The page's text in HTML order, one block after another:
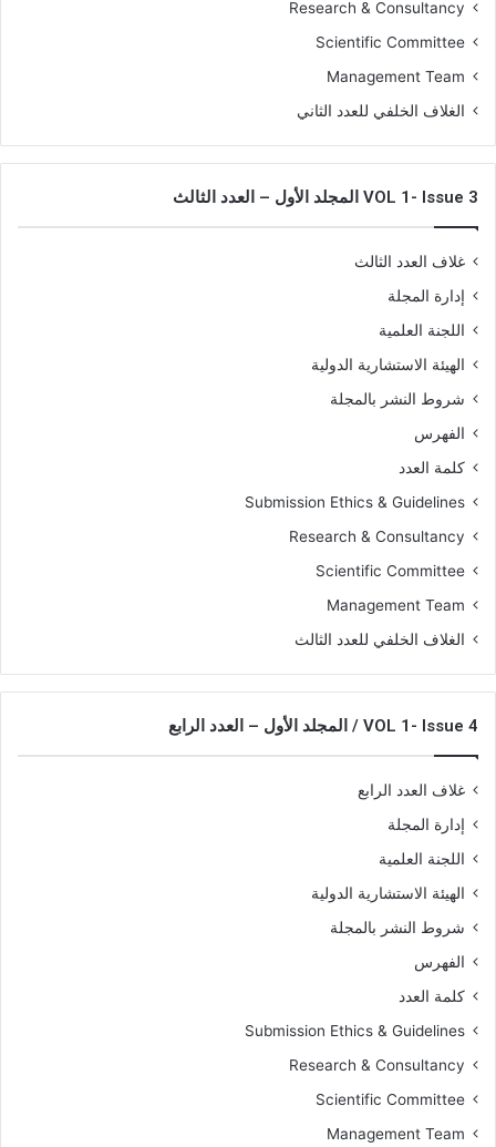
Research & Consultancy
Scientific Committee
Management Team
الغلاف الخلفي للعدد الثاني
VOL 1- Issue 3 المجلد الأول – العدد الثالث
غلاف العدد الثالث
إدارة المجلة
اللجنة العلمية
الهيئة الاستشارية الدولية
شروط النشر بالمجلة
الفهرس
كلمة العدد
Submission Ethics & Guidelines
Research & Consultancy
Scientific Committee
Management Team
الغلاف الخلفي للعدد الثالث
VOL 1- Issue 4 / المجلد الأول – العدد الرابع
غلاف العدد الرابع
إدارة المجلة
اللجنة العلمية
الهيئة الاستشارية الدولية
شروط النشر بالمجلة
الفهرس
كلمة العدد
Submission Ethics & Guidelines
Research & Consultancy
Scientific Committee
Management Team